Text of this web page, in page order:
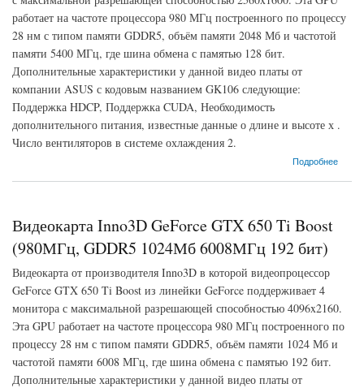
работает на частоте процессора 980 МГц построенного по процессу
28 нм с типом памяти GDDR5, объём памяти 2048 Мб и частотой
памяти 5400 МГц, где шина обмена с памятью 128 бит.
Дополнительные характеристики у данной видео платы от
компании ASUS с кодовым названием GK106 следующие:
Поддержка HDCP, Поддержка CUDA, Необходимость
дополнительного питания, известные данные о длине и высоте х .
Число вентиляторов в системе охлаждения 2.
Подробнее
о Видеокарта ASUS GeForce GTX 650 Ti (980МГц, GDDR5 2048Мб 5400МГц 128 бит)
Видеокарта Inno3D GeForce GTX 650 Ti Boost
(980МГц, GDDR5 1024Мб 6008МГц 192 бит)
Видеокарта от производителя Inno3D в которой видеопроцессор
GeForce GTX 650 Ti Boost из линейки GeForce поддерживает 4
монитора с максимальной разрешающей способностью 4096x2160.
Эта GPU работает на частоте процессора 980 МГц построенного по
процессу 28 нм с типом памяти GDDR5, объём памяти 1024 Мб и
частотой памяти 6008 МГц, где шина обмена с памятью 192 бит.
Дополнительные характеристики у данной видео платы от